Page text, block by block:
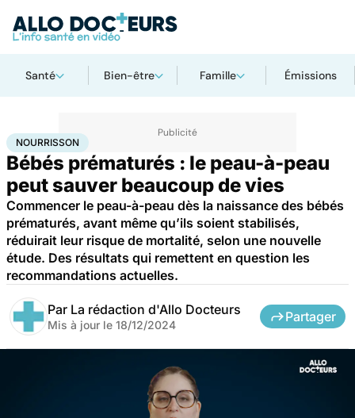
Santé Bien-être Famille Émissions
AccueilFamilleGrossesse Nourrisson
NOURRISSON
Bébés prématurés : le peau-à-peau
peut sauver beaucoup de vies
Commencer le peau-à-peau dès la naissance des bébés
prématurés, avant même qu’ils soient stabilisés,
réduirait leur risque de mortalité, selon une nouvelle
étude. Des résultats qui remettent en question les
recommandations actuelles.
Par La rédaction d'Allo Docteurs
Mis à jour le 18/12/2024
Partager